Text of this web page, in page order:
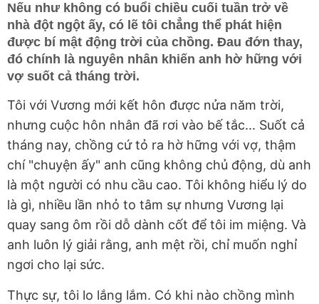
Nếu như không có buổi chiều cuối tuần trở về
nhà đột ngột ấy, có lẽ tôi chẳng thể phát hiện
được bí mật động trời của chồng. Đau đớn thay,
đó chính là nguyên nhân khiến anh hờ hững với
vợ suốt cả tháng trời.
Tôi với Vương mới kết hôn được nửa năm trời,
nhưng cuộc hôn nhân đã rơi vào bế tắc... Suốt cả
tháng nay, chồng cứ tỏ ra hờ hững với vợ, thậm
chí "chuyện ấy" anh cũng không chủ động, dù anh
là một người có nhu cầu cao. Tôi không hiểu lý do
là gì, nhiều lần nhỏ to tâm sự nhưng Vương lại
quay sang ôm rồi dỗ dành cốt để tôi im miệng. Và
anh luôn lý giải rằng, anh mệt rồi, chỉ muốn nghỉ
ngơi cho lại sức.
Thực sự, tôi lo lắng lắm. Có khi nào chồng mình